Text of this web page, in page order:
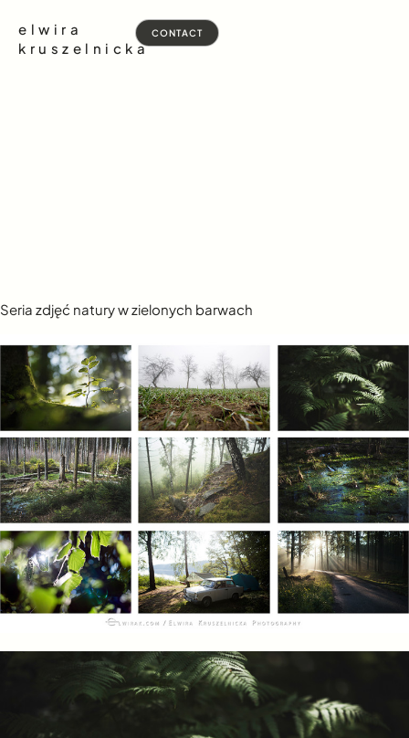
elwira
kruszelnicka
CONTACT
Seria zdjęć natury w zielonych barwach